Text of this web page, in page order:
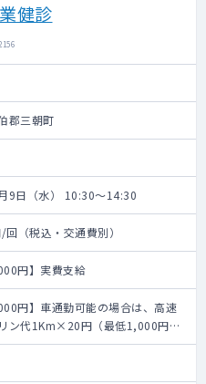
健診
郡三朝町
9日（水） 10:30～14:30
（税込・交通費別）
円】実費支給
円】車通勤可能の場合は、高速
ン代1Km×20円（最低1,000円の